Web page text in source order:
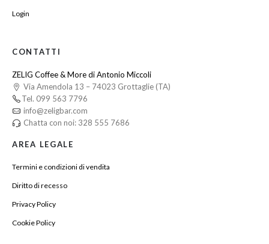
Login
CONTATTI
ZELIG Coffee & More di Antonio Miccoli
Via Amendola 13 – 74023 Grottaglie (TA)
Tel. 099 563 7796
info@zeligbar.com
Chatta con noi: 328 555 7686
AREA LEGALE
Termini e condizioni di vendita
Diritto di recesso
Privacy Policy
Cookie Policy